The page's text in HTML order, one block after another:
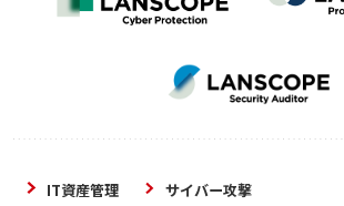
IT資産管理 サイバー攻撃